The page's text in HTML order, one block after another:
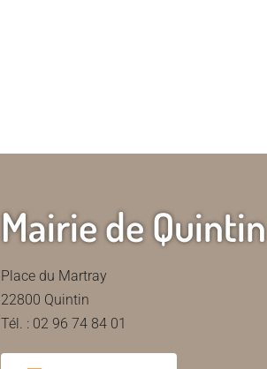
Mairie de Quintin
Place du Martray
22800 Quintin
Tél. : 02 96 74 84 01